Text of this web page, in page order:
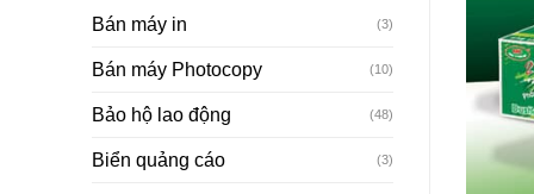
Bán máy in (3)
Bán máy Photocopy (10)
Bảo hộ lao động (48)
Biển quảng cáo (3)